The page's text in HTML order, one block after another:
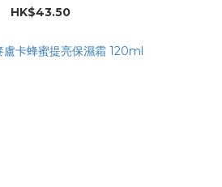
HK$43.50